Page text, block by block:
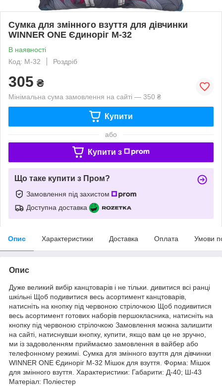
Сумка для змінного взуття для дівчинки
WINNER ONE Єдиноріг М-32
В наявності
Код: М-32
Роздріб
305 ₴
Мінімальна сума замовлення на сайті — 350 ₴
Купити
або
Купити з
Що таке купити з Пром?
Замовлення під захистом
Доступна доставка
Опис Характеристики Доставка Оплата Умови
Опис
Дуже великий вибір канцтоварів і не тільки. дивитися всі ранці
шкільні Щоб подивитися весь асортимент канцтоварів,
натисніть на кнопку під червоною стрілочкою Щоб подивитися
весь асортимент готових наборів першокласника, натисніть на
кнопку під червоною стрілочкою Замовлення можна залишити
на сайті, натиснувши кнопку, купити, якщо вам це не зручно,
ми із задоволенням приймаємо замовлення в вайбер або
телефонному режимі. Сумка для змінного взуття для дівчинки
WINNER ONE Єдиноріг М-32 Мішок для взуття. Форма: Мішок
для змінного взуття. Характеристики: Габарити: Д-40; Ш-43
Матеріал: Поліестер